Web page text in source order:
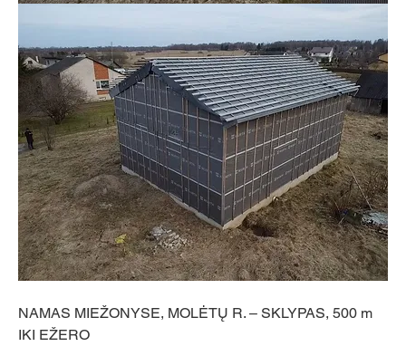
NAMAS MIEŽONYSE, MOLĖTŲ R. – SKLYPAS, 500 m
IKI EŽERO